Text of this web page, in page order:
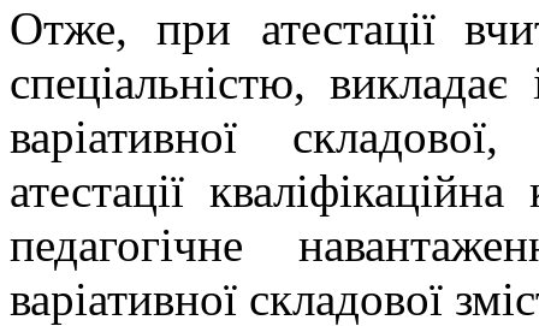
Отже, при атестації
спеціальністю,
варіативної
атестації
педагогічне
варіативної складової